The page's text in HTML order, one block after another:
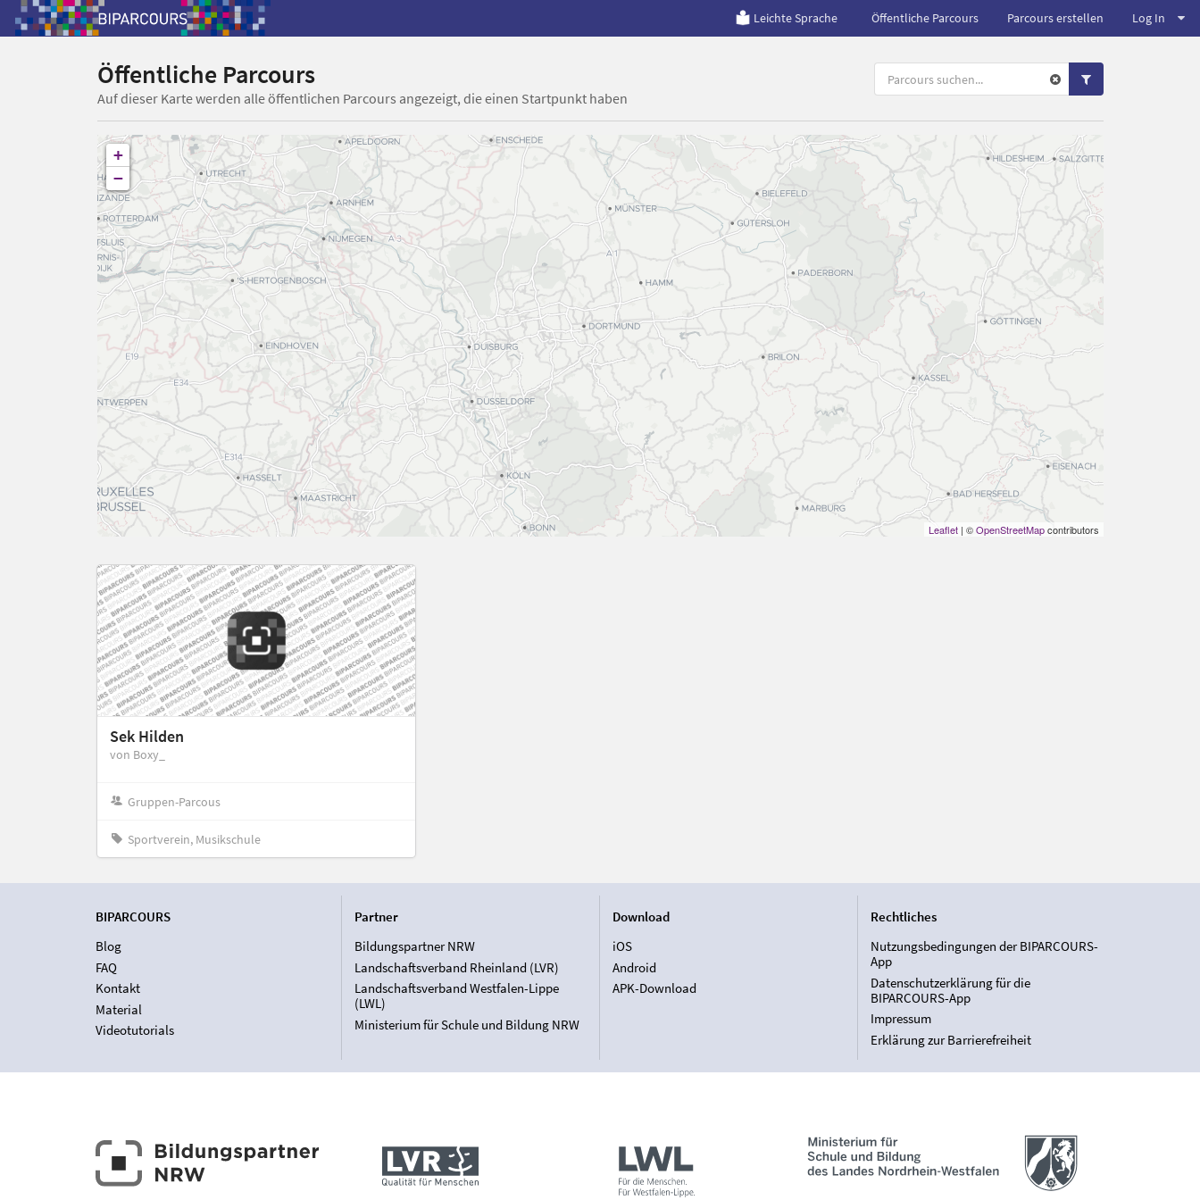
Leichte Sprache Öffentliche Parcours Parcours erstellen Log In
Öffentliche Parcours
Auf dieser Karte werden alle öffentlichen Parcours angezeigt, die einen Startpunkt haben
+
−
Leaflet| ©OpenStreetMapcontributors
Sek Hilden
von Boxy_
Gruppen-Parcous
Sportverein, Musikschule
BIPARCOURS
Blog
FAQ
Kontakt
Material
Videotutorials
Partner
Bildungspartner NRW
Landschaftsverband Rheinland (LVR)
Landschaftsverband Westfalen-Lippe
(LWL)
Ministerium für Schule und Bildung NRW
Download
iOS
Android
APK-Download
Rechtliches
Nutzungsbedingungen der BIPARCOURS-
App
Datenschutzerklärung für die
BIPARCOURS-App
Impressum
Erklärung zur Barrierefreiheit